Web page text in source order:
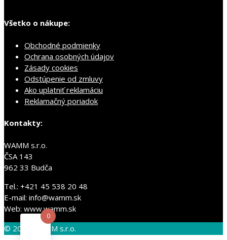
Všetko o nákupe:
Obchodné podmienky
Ochrana osobných údajov
Zásady cookies
Odstúpenie od zmluvy
Ako uplatniť reklamáciu
Reklamačný poriadok
Kontakty:
WAMM s.r.o.
ČSA 143
962 33 Budča
Tel.: +421 45 538 20 48
E-mail: info@wamm.sk
Web: www.wamm.sk
© 2026 WAMM s.r.o.
0